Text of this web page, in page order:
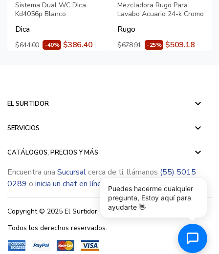
Sistema Dual WC Dica
Kd4056p Blanco
Dica
$644.00 -40% $386.40
Mezcladora Rugo Para
Lavabo Acuario 24-k Cromo
Rugo
$678.91 -25% $509.18
EL SURTIDOR keyboard_arrow_down
SERVICIOS keyboard_arrow_down
CATÁLOGOS, PRECIOS Y MÁS keyboard_arrow_down
Encuentra una Sucursalcerca de ti, llámanos (55) 5015
0289 o inicia un chat en línea
Copyright © 2025 El Surtidor
Todos los derechos reservados.
Puedes hacerme cualquier
pregunta, Estoy aquí para
ayudarte 👋